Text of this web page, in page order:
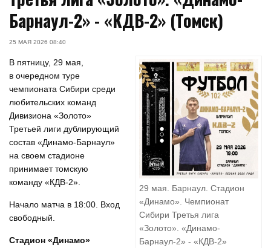
Барнаул-2» - «КДВ-2» (Томск)
25 МАЯ 2026 08:40
29 мая. Барнаул. Стадион
«Динамо». Чемпионат
Сибири Третья лига
«Золото». «Динамо-
Барнаул-2» - «КДВ-2»
В пятницу, 29 мая,
в очередном туре
чемпионата Сибири среди
любительских команд
Дивизиона «Золото»
Третьей лиги дублирующий
состав «Динамо-Барнаул»
на своем стадионе
принимает томскую
команду «КДВ-2».
Начало матча в 18:00. Вход
свободный.
Стадион «Динамо»